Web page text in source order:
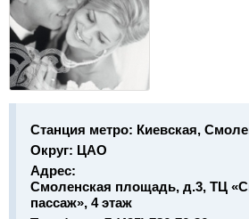
Станция метро: Киевская,
Округ: ЦАО
Адрес:
Смоленская площадь, д.3, ТЦ
пассаж», 4 этаж